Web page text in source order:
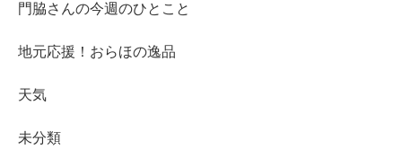
門脇さんの今週のひとこと
地元応援！おらほの逸品
天気
未分類